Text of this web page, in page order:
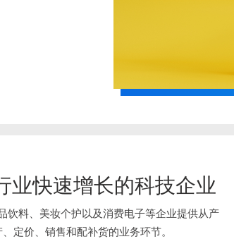
业快速增长的科技企业
饮料、美妆个护以及消费电子等企业提供从产
定价、销售和配补货的业务环节。